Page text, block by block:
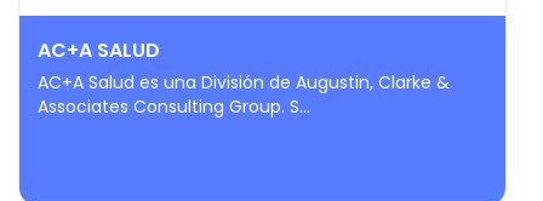
AC+A SALUD
AC+A Salud es una División de Augustin, Clarke &
Associates Consulting Group. S...